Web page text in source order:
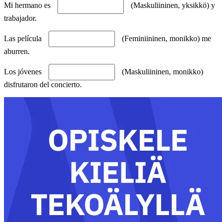
Mi hermano es
(Maskuliininen, yksikkö) y
trabajador.
Las película
(Feminiininen, monikko) me
aburren.
Los jóvenes
(Maskuliininen, monikko)
disfrutaron del concierto.